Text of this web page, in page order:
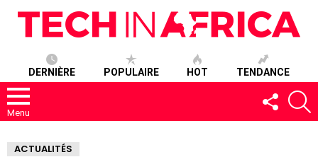
DERNIÈRE POPULAIRE HOT TENDANCE
Menu
SUIVEZ-
NOUS
ACTUALITÉS